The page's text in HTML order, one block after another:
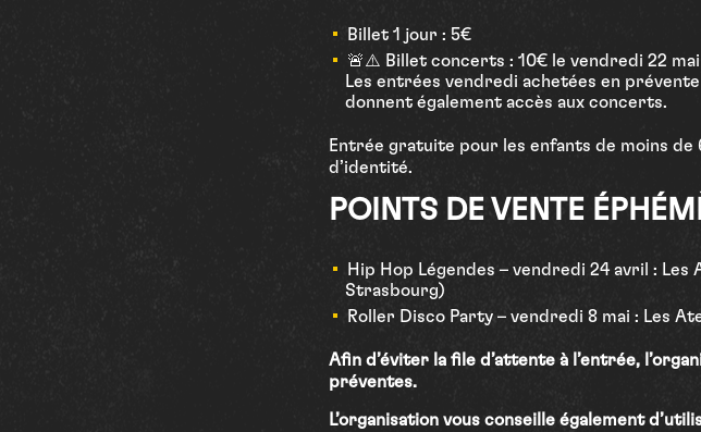
Billet 1 jour : 5€
🚨⚠️ Billet concerts : 10€ le vendredi 22
Les entrées vendredi achetées en
donnent également accès aux concerts.
Entrée gratuite pour les enfants de moins
d’identité.
POINTS DE VENTE
Hip Hop Légendes – vendredi 24 avril :
Strasbourg)
Roller Disco Party – vendredi 8 mai : Les
Afin d’éviter la file d’attente à l’entrée,
préventes.
L’organisation vous conseille également